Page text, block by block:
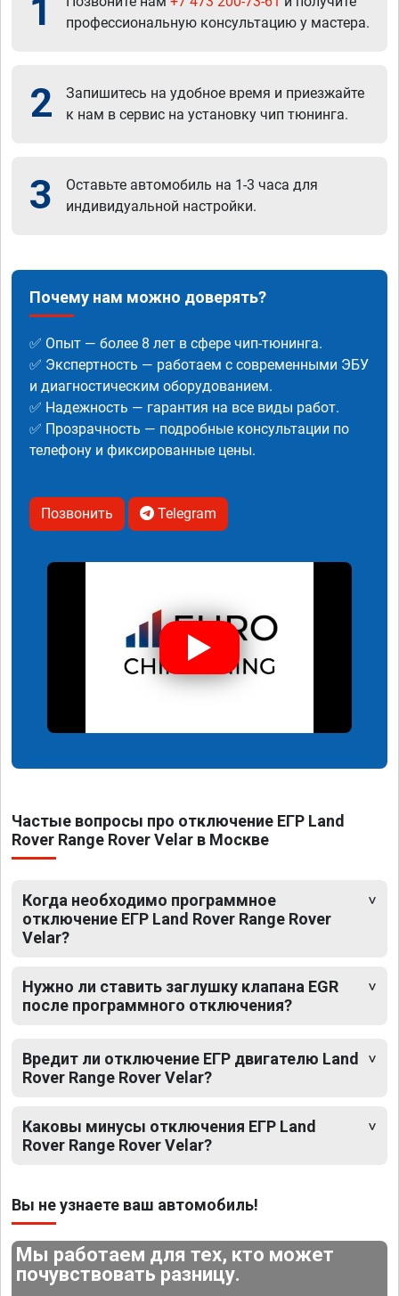
1
профессиональную консультацию у мастера.
2
Запишитесь на удобное время и приезжайте
к нам в сервис на установку чип тюнинга.
3
Оставьте автомобиль на 1-3 часа для
индивидуальной настройки.
Почему нам можно доверять?
✅ Опыт — более 8 лет в сфере чип-тюнинга.
✅ Экспертность — работаем с современными ЭБУ
и диагностическим оборудованием.
✅ Надежность — гарантия на все виды работ.
✅ Прозрачность — подробные консультации по
телефону и фиксированные цены.
Позвонить Telegram
Частые вопросы про отключение ЕГР Land
Rover Range Rover Velar в Москве
Когда необходимо программное
отключение ЕГР Land Rover Range Rover
Velar?
Нужно ли ставить заглушку клапана EGR
после программного отключения?
Вредит ли отключение ЕГР двигателю Land
Rover Range Rover Velar?
Каковы минусы отключения ЕГР Land
Rover Range Rover Velar?
Вы не узнаете ваш автомобиль!
Мы работаем для тех, кто может
почувствовать разницу.